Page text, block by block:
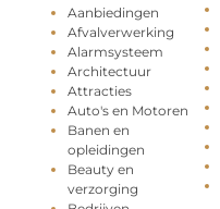
Aanbiedingen
Afvalverwerking
Alarmsysteem
Architectuur
Attracties
Auto's en Motoren
Banen en
opleidingen
Beauty en
verzorging